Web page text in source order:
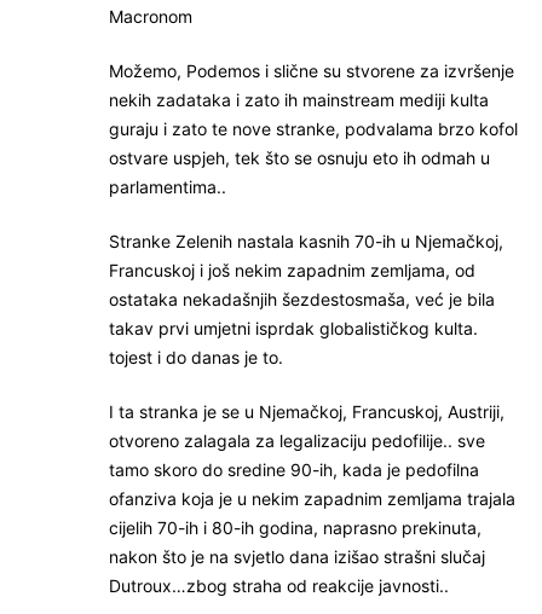
Macronom
Možemo, Podemos i slične su stvorene za izvršenje
nekih zadataka i zato ih mainstream mediji kulta
guraju i zato te nove stranke, podvalama brzo kofol
ostvare uspjeh, tek što se osnuju eto ih odmah u
parlamentima..
Stranke Zelenih nastala kasnih 70-ih u Njemačkoj,
Francuskoj i još nekim zapadnim zemljama, od
ostataka nekadašnjih šezdestosmaša, već je bila
takav prvi umjetni isprdak globalističkog kulta.
tojest i do danas je to.
I ta stranka je se u Njemačkoj, Francuskoj, Austriji,
otvoreno zalagala za legalizaciju pedofilije.. sve
tamo skoro do sredine 90-ih, kada je pedofilna
ofanziva koja je u nekim zapadnim zemljama trajala
cijelih 70-ih i 80-ih godina, naprasno prekinuta,
nakon što je na svjetlo dana izišao strašni slučaj
Dutroux…zbog straha od reakcije javnosti..